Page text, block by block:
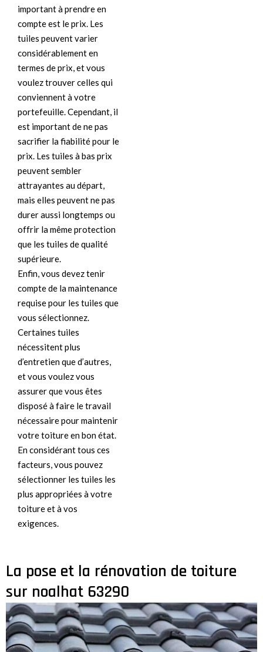
important à prendre en
compte est le prix. Les
tuiles peuvent varier
considérablement en
termes de prix, et vous
voulez trouver celles qui
conviennent à votre
portefeuille. Cependant, il
est important de ne pas
sacrifier la fiabilité pour le
prix. Les tuiles à bas prix
peuvent sembler
attrayantes au départ,
mais elles peuvent ne pas
durer aussi longtemps ou
offrir la même protection
que les tuiles de qualité
supérieure.
Enfin, vous devez tenir
compte de la maintenance
requise pour les tuiles que
vous sélectionnez.
Certaines tuiles
nécessitent plus
d’entretien que d’autres,
et vous voulez vous
assurer que vous êtes
disposé à faire le travail
nécessaire pour maintenir
votre toiture en bon état.
En considérant tous ces
facteurs, vous pouvez
sélectionner les tuiles les
plus appropriées à votre
toiture et à vos
exigences.
La pose et la rénovation de toiture
sur noalhat 63290